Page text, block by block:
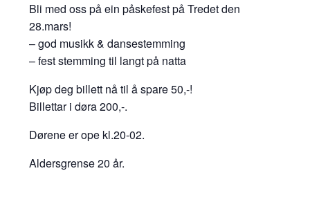
Bli med oss på ein påskefest på Tredet den
28.mars!
– god musikk & dansestemming
– fest stemming til langt på natta
Kjøp deg billett nå til å spare 50,-!
Billettar i døra 200,-.
Dørene er ope kl.20-02.
Aldersgrense 20 år.